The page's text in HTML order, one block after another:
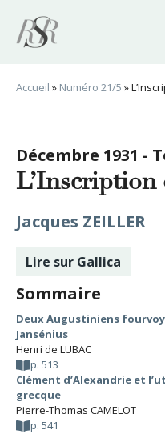
contenu
Accueil » Numéro 21/5 »
Décembre 1931 -
L’Inscription
Jacques ZEILLER
Lire sur Gallica
Sommaire
Deux Augustiniens
Jansénius
Henri de LUBAC
p. 513
Clément d’Alexandrie et
grecque
Pierre-Thomas CAMELOT
p. 541